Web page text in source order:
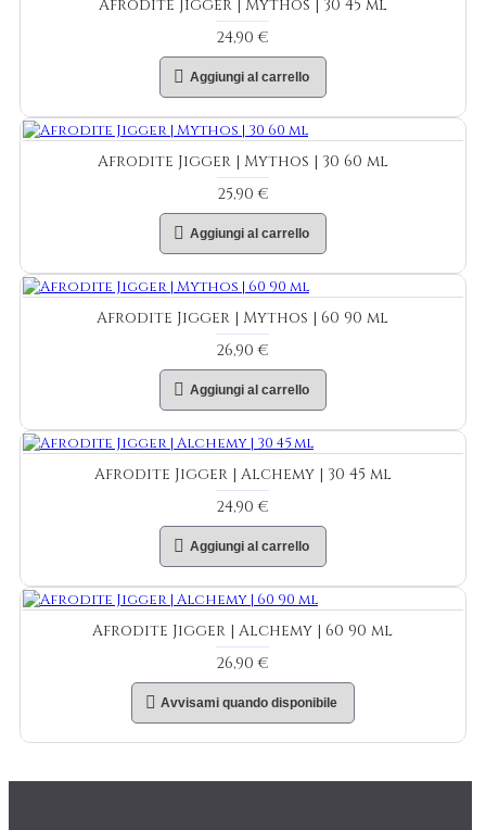
Afrodite Jigger | Mythos | 30 45 ml
24,90 €
Aggiungi al carrello
Afrodite Jigger | Mythos | 30 60 ml
25,90 €
Aggiungi al carrello
Afrodite Jigger | Mythos | 60 90 ml
26,90 €
Aggiungi al carrello
Afrodite Jigger | Alchemy | 30 45 ml
24,90 €
Aggiungi al carrello
Afrodite Jigger | Alchemy | 60 90 ml
26,90 €
Avvisami quando disponibile